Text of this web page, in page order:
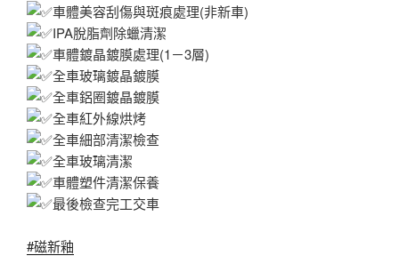
車體美容刮傷與斑痕處理(非新車)
IPA脫脂劑除蠟清潔
車體鍍晶鍍膜處理(1－3層)
全車玻璃鍍晶鍍膜
全車鋁圈鍍晶鍍膜
全車紅外線烘烤
全車細部清潔檢查
全車玻璃清潔
車體塑件清潔保養
最後檢查完工交車
#磁新釉